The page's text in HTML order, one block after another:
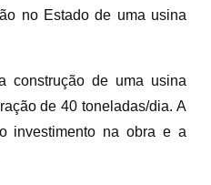
no Estado de uma usina
construção de uma usina
de 40 toneladas/dia. A
investimento na obra e a